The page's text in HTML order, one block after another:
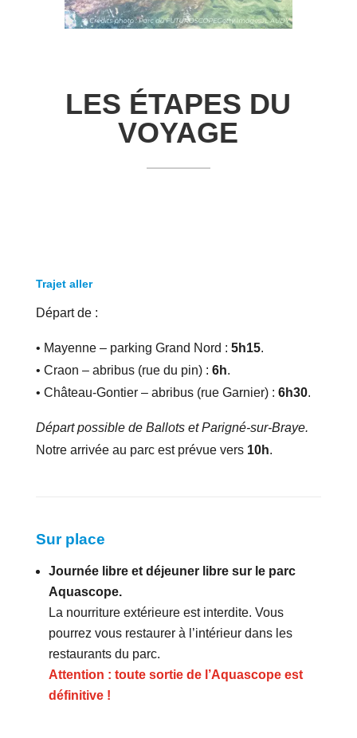
LES ÉTAPES DU
VOYAGE
Trajet aller
Départ de :
• Mayenne – parking Grand Nord : 5h15.
• Craon – abribus (rue du pin) : 6h.
• Château-Gontier – abribus (rue Garnier) : 6h30.
Départ possible de Ballots et Parigné-sur-Braye.
Notre arrivée au parc est prévue vers 10h.
Sur place
Journée libre et déjeuner libre sur le parc
Aquascope.
La nourriture extérieure est interdite. Vous
pourrez vous restaurer à l’intérieur dans les
restaurants du parc.
Attention : toute sortie de l’Aquascope est
définitive !